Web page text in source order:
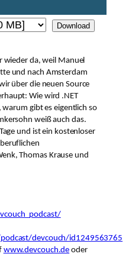
Download
wieder da, weil Manuel
und nach Amsterdam
über die neuen Source
Wie wird .NET
gibt es eigentlich so
weiß auch das.
und ist ein kostenloser
Thomas Krause und
devcouch/id1249563765
www.devcouch.de oder